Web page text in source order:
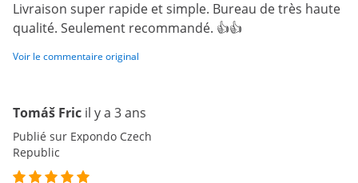
Livraison super rapide et simple. Bureau de très haute
qualité. Seulement recommandé. 👍👍
Voir le commentaire original
Tomáš Fric il y a 3 ans
Publié sur Expondo Czech
Republic